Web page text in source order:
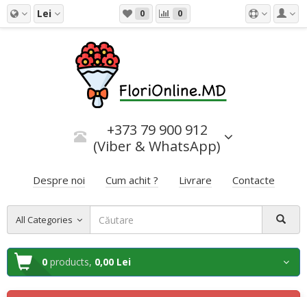
Lei 0 0
+373 79 900 912
(Viber & WhatsApp)
Despre noi Cum achit ? Livrare Contacte
All Categories
0 products, 0,00 Lei